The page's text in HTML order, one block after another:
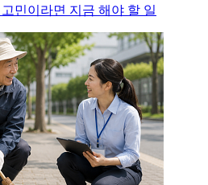
민이라면 지금 해야 할 일